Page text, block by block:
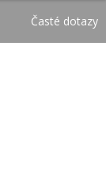
Časté dotazy